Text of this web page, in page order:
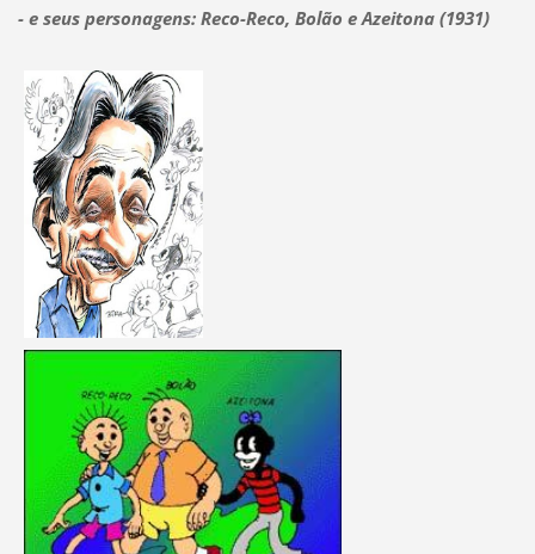
- e seus personagens: Reco-Reco, Bolão e Azeitona (1931)